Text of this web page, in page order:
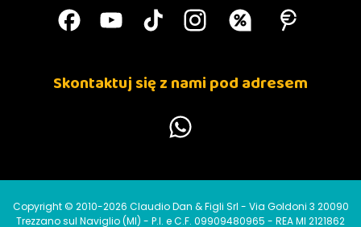
Skontaktuj się z nami pod adresem
Copyright © 2010-2026 Claudio Dan & Figli Srl - Via Goldoni 3 20090
Trezzano sul Naviglio (MI) - P.I. e C.F. 09909480965 - REA MI 2121862